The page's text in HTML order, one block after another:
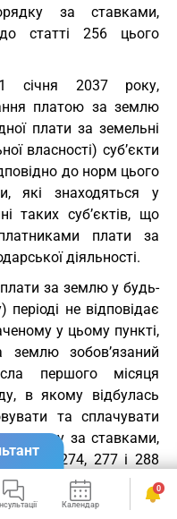
за ставками,
статті 256 цього
січня 2037 року,
платою за землю
плати за земельні
власності) суб’єкти
до норм цього
які знаходяться у
таких суб’єктів, що
плати за
діяльності.
за землю у будь-
не відповідає
у цьому пункті,
зобов’язаний
першого місяця
в якому відбулась
та сплачувати
за ставками,
статей 274, 277 і 288
які знаходяться у
Календар Сервіси
0